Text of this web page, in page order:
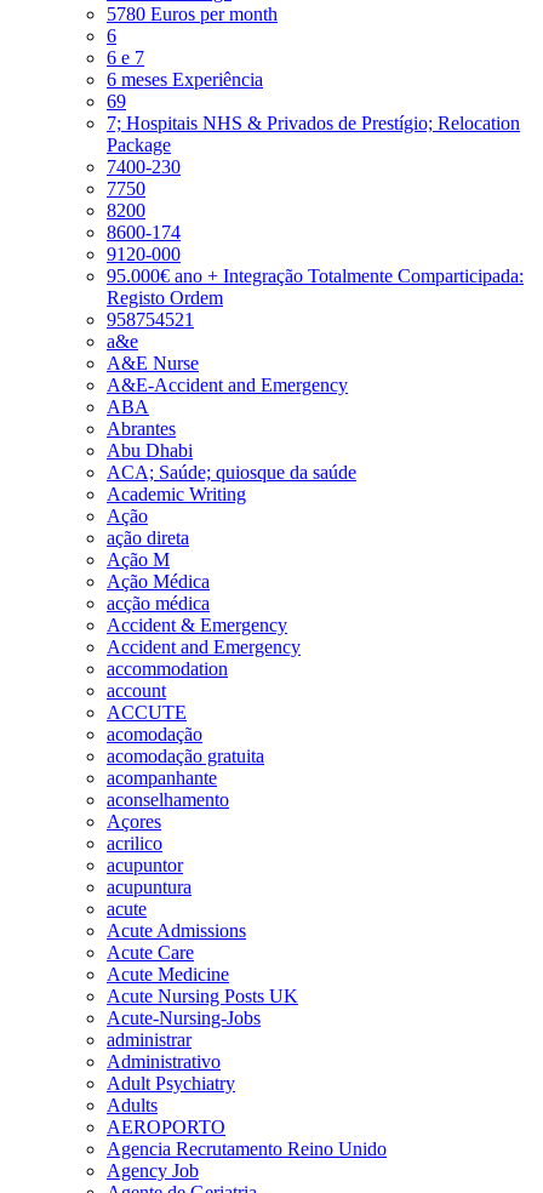
5780 Euros per month
6
6 e 7
6 meses Experiência
69
7; Hospitais NHS & Privados de Prestígio; Relocation
Package
7400-230
7750
8200
8600-174
9120-000
95.000€ ano + Integração Totalmente Comparticipada:
Registo Ordem
958754521
a&e
A&E Nurse
A&E-Accident and Emergency
ABA
Abrantes
Abu Dhabi
ACA; Saúde; quiosque da saúde
Academic Writing
Ação
ação direta
Ação M
Ação Médica
acção médica
Accident & Emergency
Accident and Emergency
accommodation
account
ACCUTE
acomodação
acomodação gratuita
acompanhante
aconselhamento
Açores
acrilico
acupuntor
acupuntura
acute
Acute Admissions
Acute Care
Acute Medicine
Acute Nursing Posts UK
Acute-Nursing-Jobs
administrar
Administrativo
Adult Psychiatry
Adults
AEROPORTO
Agencia Recrutamento Reino Unido
Agency Job